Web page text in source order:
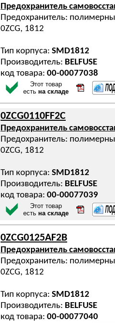
Предохранитель
Предохранитель:
0ZCG, 1812
Тип корпуса: SMD1812
Производитель: BELFUSE
код товара: 00-00077038
Этот товар
есть на складе
0ZCG0110FF2C
Предохранитель
Предохранитель:
0ZCG, 1812
Тип корпуса: SMD1812
Производитель: BELFUSE
код товара: 00-00077039
Этот товар
есть на складе
0ZCG0125AF2B
Предохранитель
Предохранитель:
0ZCG, 1812
Тип корпуса: SMD1812
Производитель: BELFUSE
код товара: 00-00077040